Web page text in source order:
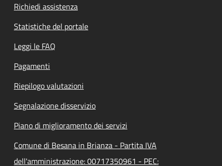
Richiedi assistenza
Statistiche del portale
Leggi le FAQ
Pagamenti
Riepilogo valutazioni
Segnalazione disservizio
Piano di miglioramento dei servizi
Comune di Besana in Brianza - Partita IVA
dell'amministrazione: 00717350961 - PEC: